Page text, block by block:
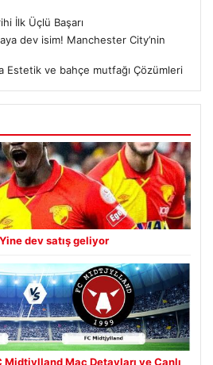
İlk Üçlü Başarı
dev isim! Manchester City’nin
Estetik ve bahçe mutfağı Çözümleri
dev satış geliyor
Midtjylland Maç Detayları ve Canlı